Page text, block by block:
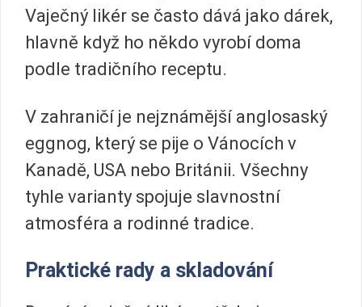
Vaječný likér se často dává jako dárek,
hlavně když ho někdo vyrobí doma
podle tradičního receptu.
V zahraničí je nejznámější anglosaský
eggnog, který se pije o Vánocích v
Kanadě, USA nebo Británii. Všechny
tyhle varianty spojuje slavnostní
atmosféra a rodinné tradice.
Praktické rady a skladování